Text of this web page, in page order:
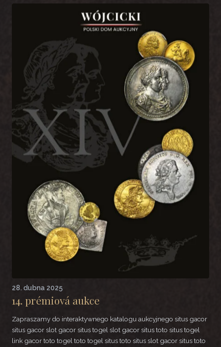
28. dubna 2025
14. prémiová aukce
Zapraszamy do interaktywnego katalogu aukcyjnego situs gacor
situs gacor slot gacor situs togel slot gacor situs toto situs togel
link gacor toto togel toto togel situs toto situs slot gacor situs toto